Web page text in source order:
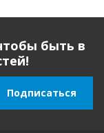
быть в